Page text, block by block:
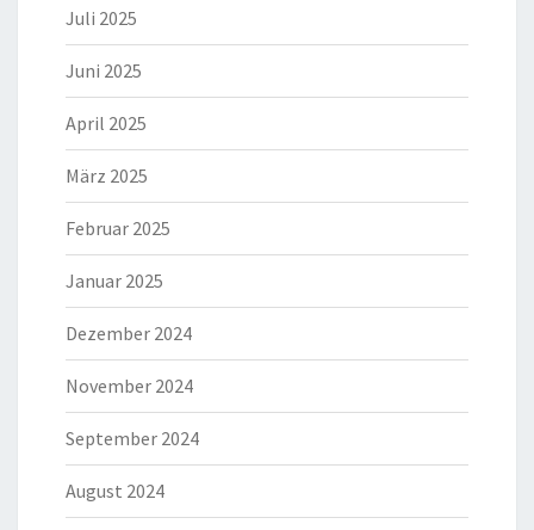
Juli 2025
Juni 2025
April 2025
März 2025
Februar 2025
Januar 2025
Dezember 2024
November 2024
September 2024
August 2024